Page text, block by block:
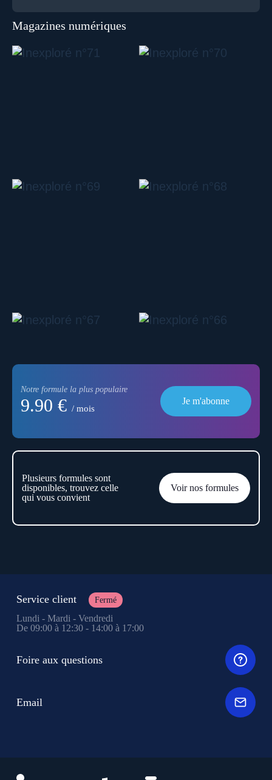
Magazines numériques
Notre formule la plus populaire
9.90 € / mois
Je m'abonne
Plusieurs formules sont
disponibles, trouvez celle
qui vous convient
Voir nos formules
Service client Fermé
Lundi - Mardi - Vendredi
De 09:00 à 12:30 - 14:00 à 17:00
Foire aux questions
Email